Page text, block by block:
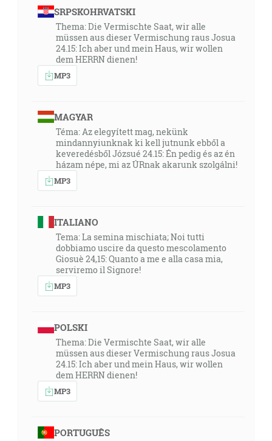
SRPSKOHRVATSKI
Thema: Die Vermischte Saat, wir alle
müssen aus dieser Vermischung raus Josua
24.15: Ich aber und mein Haus, wir wollen
dem HERRN dienen!
MP3
MAGYAR
Téma: Az elegyített mag, nekünk
mindannyiunknak ki kell jutnunk ebből a
keveredésből Józsué 24.15: Én pedig és az én
házam népe, mi az ÚRnak akarunk szolgálni!
MP3
ITALIANO
Tema: La semina mischiata; Noi tutti
dobbiamo uscire da questo mescolamento
Giosuè 24,15: Quanto a me e alla casa mia,
serviremo il Signore!
MP3
POLSKI
Thema: Die Vermischte Saat, wir alle
müssen aus dieser Vermischung raus Josua
24.15: Ich aber und mein Haus, wir wollen
dem HERRN dienen!
MP3
PORTUGUÊS